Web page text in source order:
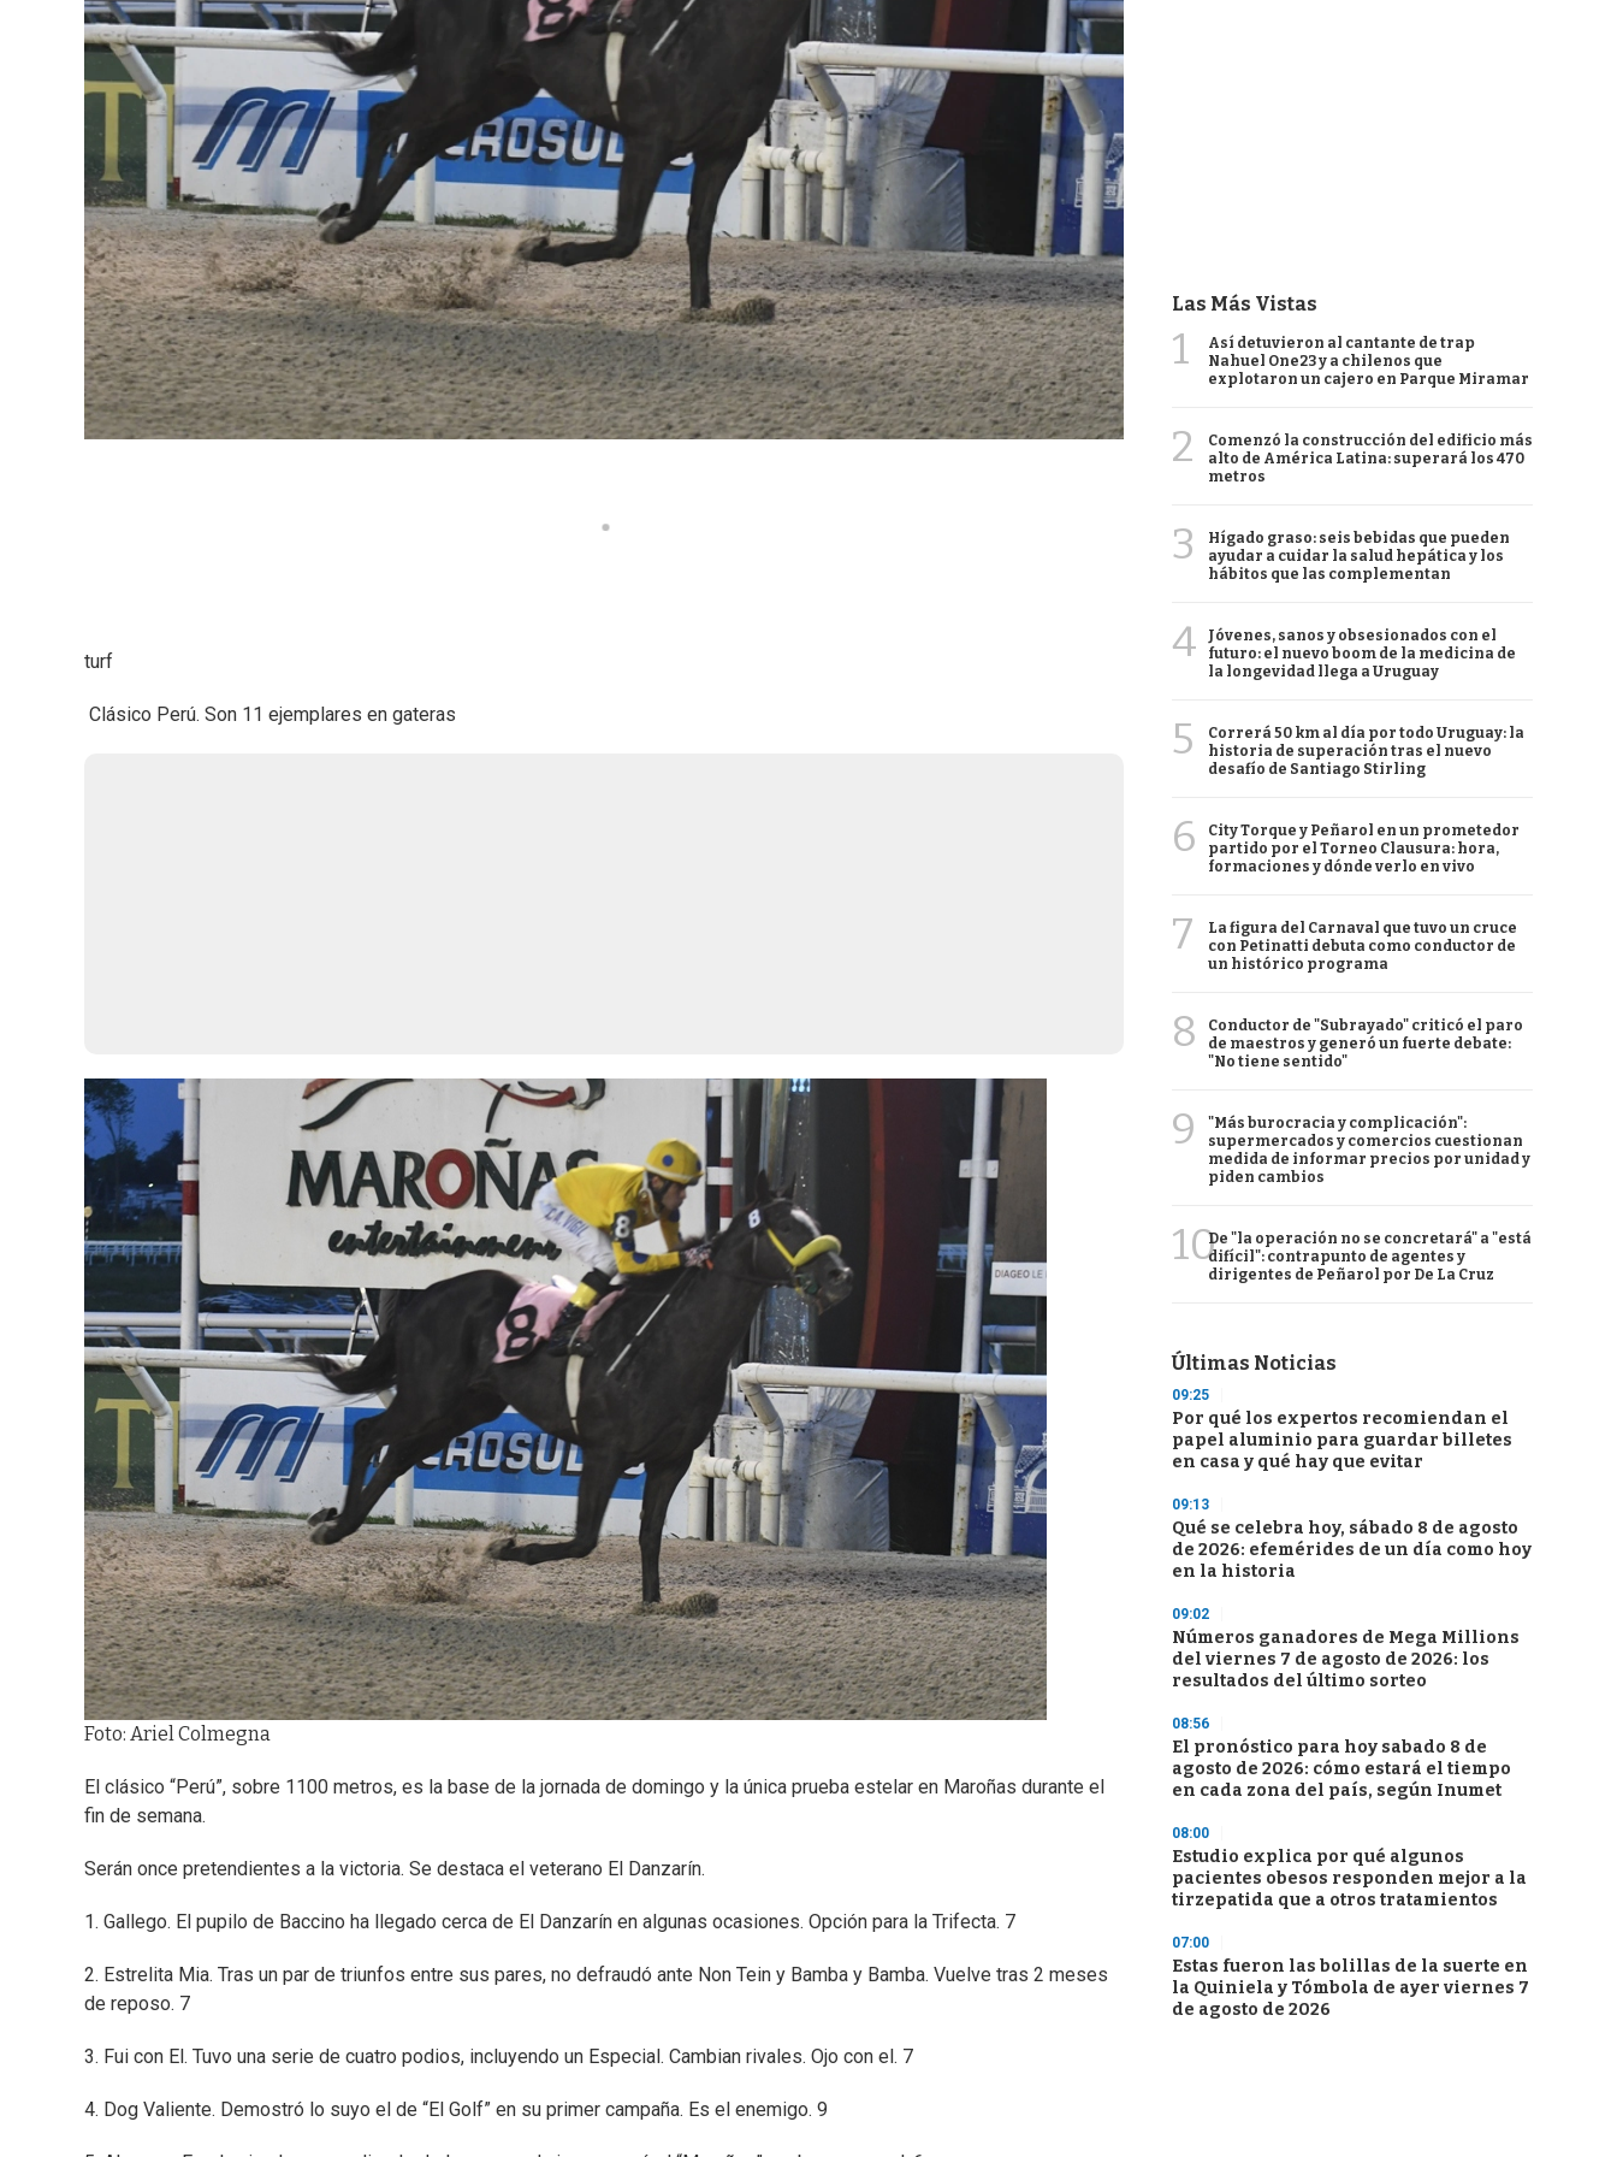
turf
Clásico Perú. Son 11 ejemplares en gateras
Foto: Ariel Colmegna
El clásico “Perú”, sobre 1100 metros, es la base de la jornada de domingo y la única prueba estelar en Maroñas durante el
fin de semana.
Serán once pretendientes a la victoria. Se destaca el veterano El Danzarín.
1. Gallego. El pupilo de Baccino ha llegado cerca de El Danzarín en algunas ocasiones. Opción para la Trifecta. 7
2. Estrelita Mia. Tras un par de triunfos entre sus pares, no defraudó ante Non Tein y Bamba y Bamba. Vuelve tras 2 meses
de reposo. 7
3. Fui con El. Tuvo una serie de cuatro podios, incluyendo un Especial. Cambian rivales. Ojo con el. 7
4. Dog Valiente. Demostró lo suyo el de “El Golf” en su primer campaña. Es el enemigo. 9
Las Más Vistas
1
Así detuvieron al cantante de trap
Nahuel One23 y a chilenos que
explotaron un cajero en Parque Miramar
2
Comenzó la construcción del edificio más
alto de América Latina: superará los 470
metros
3
Hígado graso: seis bebidas que pueden
ayudar a cuidar la salud hepática y los
hábitos que las complementan
4
Jóvenes, sanos y obsesionados con el
futuro: el nuevo boom de la medicina de
la longevidad llega a Uruguay
5
Correrá 50 km al día por todo Uruguay: la
historia de superación tras el nuevo
desafío de Santiago Stirling
6
City Torque y Peñarol en un prometedor
partido por el Torneo Clausura: hora,
formaciones y dónde verlo en vivo
7
La figura del Carnaval que tuvo un cruce
con Petinatti debuta como conductor de
un histórico programa
8
Conductor de "Subrayado" criticó el paro
de maestros y generó un fuerte debate:
"No tiene sentido"
9
"Más burocracia y complicación":
supermercados y comercios cuestionan
medida de informar precios por unidad y
piden cambios
10De "la operación no se concretará" a "está
difícil": contrapunto de agentes y
dirigentes de Peñarol por De La Cruz
Últimas Noticias
09:25
Por qué los expertos recomiendan el
papel aluminio para guardar billetes
en casa y qué hay que evitar
09:13
Qué se celebra hoy, sábado 8 de agosto
de 2026: efemérides de un día como hoy
en la historia
09:02
Números ganadores de Mega Millions
del viernes 7 de agosto de 2026: los
resultados del último sorteo
08:56
El pronóstico para hoy sabado 8 de
agosto de 2026: cómo estará el tiempo
en cada zona del país, según Inumet
08:00
Estudio explica por qué algunos
pacientes obesos responden mejor a la
tirzepatida que a otros tratamientos
07:00
Estas fueron las bolillas de la suerte en
la Quiniela y Tómbola de ayer viernes 7
de agosto de 2026